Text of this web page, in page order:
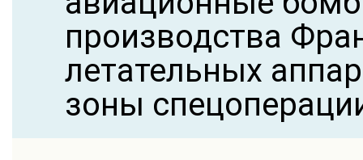
производства
летательных
зоны